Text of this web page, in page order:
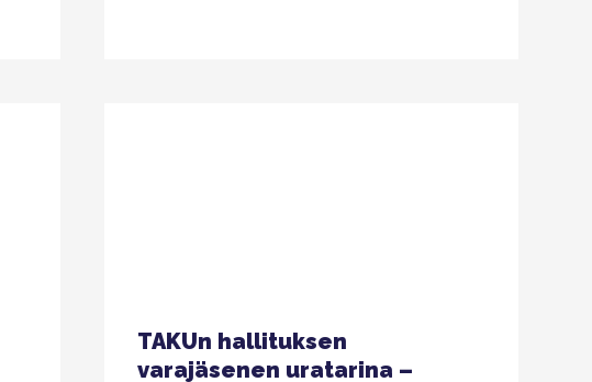
TAKUn hallituksen
varajäsenen uratarina –